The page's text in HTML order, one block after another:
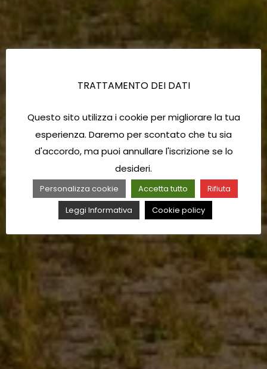
TRATTAMENTO DEI DATI
Questo sito utilizza i cookie per migliorare la tua
esperienza. Daremo per scontato che tu sia
d'accordo, ma puoi annullare l'iscrizione se lo
desideri.
Personalizza cookie Accetta tutto
Rifiuta
Leggi Informativa
Cookie policy